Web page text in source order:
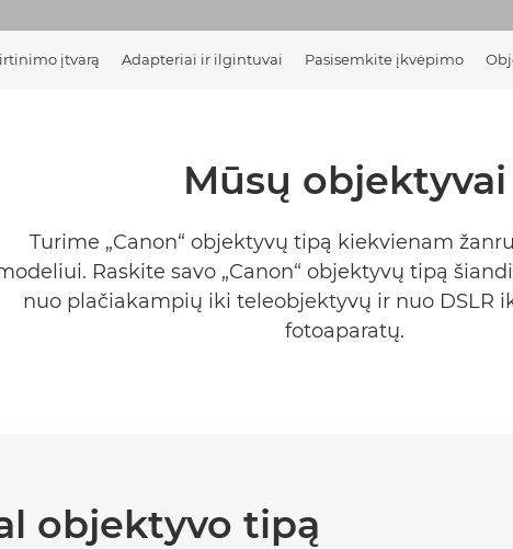
įtvarą Adapteriai ir ilgintuvai Pasisemkite įkvėpimo
Mūsų objektyvai
Turime „Canon“ objektyvų tipą kiekvienam
Raskite savo „Canon“ objektyvų tipą
nuo plačiakampių iki teleobjektyvų ir nuo DSLR
fotoaparatų.
objektyvo tipą